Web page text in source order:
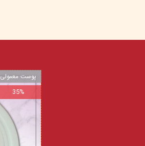
پوست معمولی
35%